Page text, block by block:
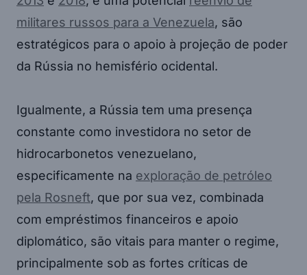
militares russos para a Venezuela, são
estratégicos para o apoio à projeção de poder
da Rússia no hemisfério ocidental.
Igualmente, a Rússia tem uma presença
constante como investidora no setor de
hidrocarbonetos venezuelano,
especificamente na exploração de petróleo
pela Rosneft, que por sua vez, combinada
com empréstimos financeiros e apoio
diplomático, são vitais para manter o regime,
principalmente sob as fortes críticas de